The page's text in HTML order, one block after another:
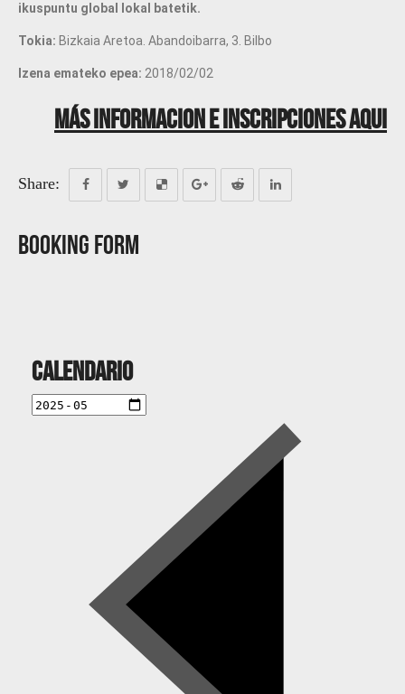
ikuspuntu global lokal batetik.
Tokia: Bizkaia Aretoa. Abandoibarra, 3. Bilbo
Izena emateko epea: 2018/02/02
Más informacion e inscripciones aqui
Share:
Booking Form
Calendario